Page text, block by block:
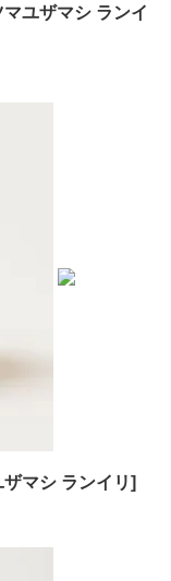
ユザマシ ランイ
マシ ランイリ]